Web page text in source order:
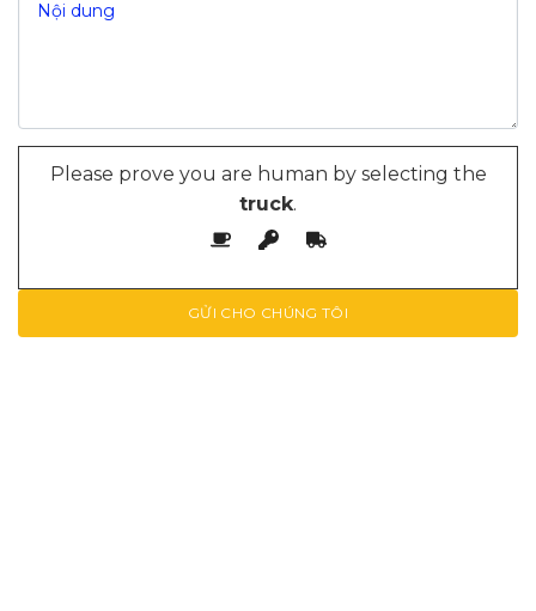
Please prove you are human by selecting the
truck.